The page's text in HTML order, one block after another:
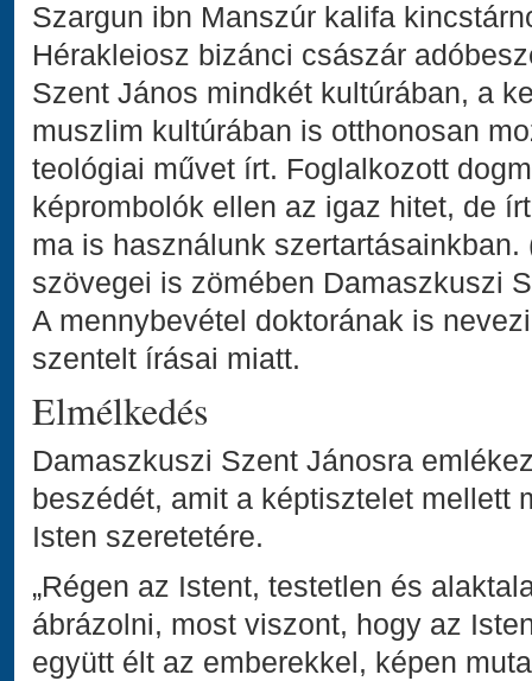
Szargun ibn Manszúr kalifa
Hérakleiosz bizánci császár
Szent János mindkét kultúrában, a
muszlim kultúrában is otthonosan
teológiai művet írt. Foglalkozott
képrombolók ellen az igaz hitet, de
ma is használunk
szövegei is zömében Damaszkuszi
A mennybevétel doktorának is
szentelt írásai miatt.
Elmélkedés
Damaszkuszi Szent Jánosra
beszédét, amit a képtisztelet mellett
Isten szeretetére.
„Régen az Istent, testetlen és
ábrázolni, most viszont, hogy az
együtt élt az emberekkel, képen